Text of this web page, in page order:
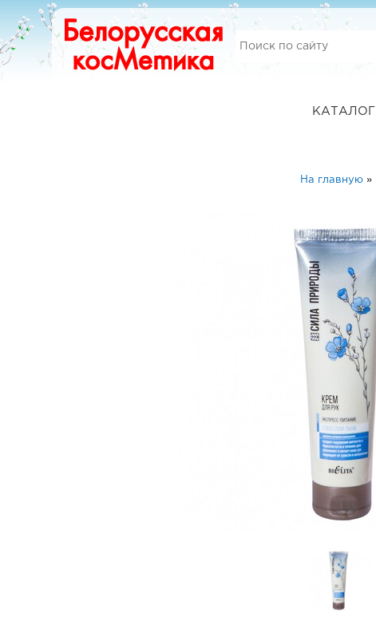
КАТАЛОГ
На главную»